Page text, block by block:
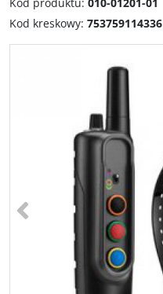
Kod kreskowy: 753759114336
<